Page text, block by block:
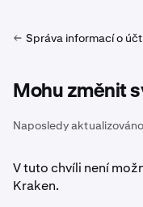
Správa informací o
Mohu změnit
Naposledy
V tuto chvíli není
Kraken.